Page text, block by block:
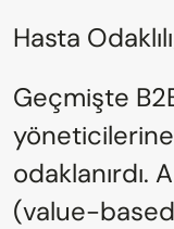
Hasta
Geçmişte
odaklanırdı.
(value-